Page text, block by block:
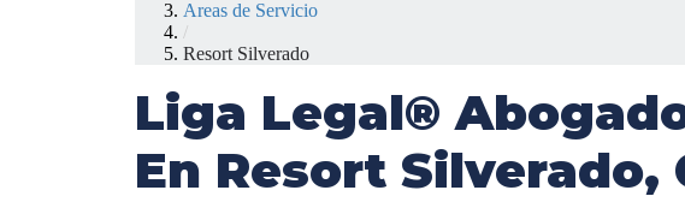
Areas de Servicio
/
Resort Silverado
Liga Legal®
En Resort Silverado,